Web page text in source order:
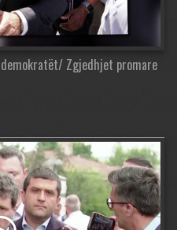
Zgjedhjet promare